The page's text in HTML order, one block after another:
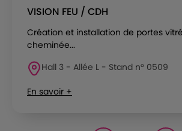
VISION FEU / CDH
Création et installation de portes
cheminée...
Hall 3 - Allée L - Stand n° 0509
En savoir +